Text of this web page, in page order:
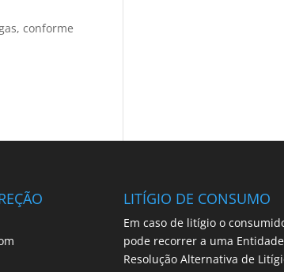
conforme
LITÍGIO DE CONSUMO
Em caso de litígio o
pode recorrer a uma
Resolução Alternativa de